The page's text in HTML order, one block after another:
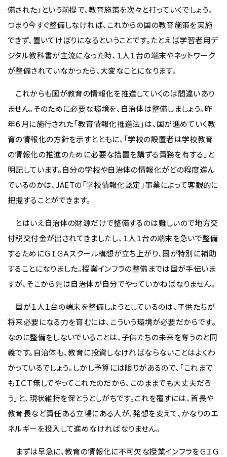
備された」という前提で、教育施策を次々と打っていくでしょう。
つまり今すぐ整備しなければ、これからの国の教育施策を実施
できず、置いてけぼりになるということです。たとえば学習者用デ
ジタル教科書が主流になった時、１人１台の端末やネットワーク
が整備されていなかったら、大変なことになります。
これからも国が教育の情報化を推進していくのは間違いあり
ません。そのために必要な環境を、自治体は整備しましょう。昨
年６月に施行された「教育情報化推進法」は、国が進めていく教
育の情報化の方針を示すとともに、「学校の設置者は学校教育
の情報化の推進のために必要な措置を講ずる責務を有する」と
明記しています。自分の学校や自治体の情報化がどの程度進ん
でいるのかは、JAETの「学校情報化認定」事業によって客観的に
把握することができます。
とはいえ自治体の財源だけで整備するのは難しいので地方交
付税交付金が出されてきましたし、１人１台の端末を急いで整備
するためにＧＩＧＡスクール構想が立ち上がり、国が特別に補助
することになりました。授業インフラの整備までは国が手伝いま
すが、そこから先は自治体が自分でやっていかねばなりません。
国が１人１台の端末を整備しようとしているのは、子供たちが
将来必要になる力を育むには、こういう環境が必要だからです。
なのに整備をしないでいることは、子供たちの未来を奪うのと同
義です。自治体も、教育に投資しなければならないことはよくわ
かっているでしょう。しかし予算には限りがあるので、「これまで
もＩＣＴ無しでやってこれたのだから、このままでも大丈夫だろ
う」と、現状維持を保とうとしがちです。これを覆すには、首長や
教育長など責任ある立場にある人が、発想を変えて、かなりのエ
ネルギーを投入して進めなければなりません。
まずは早急に、教育の情報化に不可欠な授業インフラをＧＩＧ